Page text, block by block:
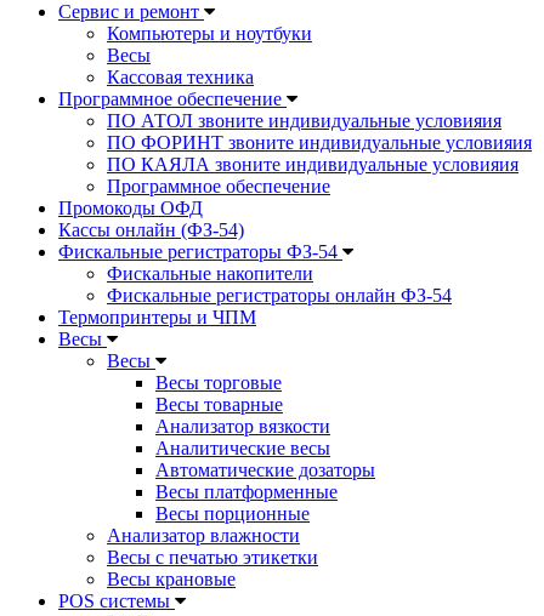
Сервис и ремонт
Компьютеры и ноутбуки
Весы
Кассовая техника
Программное обеспечение
ПО АТОЛ звоните индивидуальные условияия
ПО ФОРИНТ звоните индивидуальные условияия
ПО КАЯЛА звоните индивидуальные условияия
Программное обеспечение
Промокоды ОФД
Кассы онлайн (ФЗ-54)
Фискальные регистраторы ФЗ-54
Фискальные накопители
Фискальные регистраторы онлайн ФЗ-54
Термопринтеры и ЧПМ
Весы
Весы
Весы торговые
Весы товарные
Анализатор вязкости
Аналитические весы
Автоматические дозаторы
Весы платформенные
Весы порционные
Анализатор влажности
Весы с печатью этикетки
Весы крановые
POS системы